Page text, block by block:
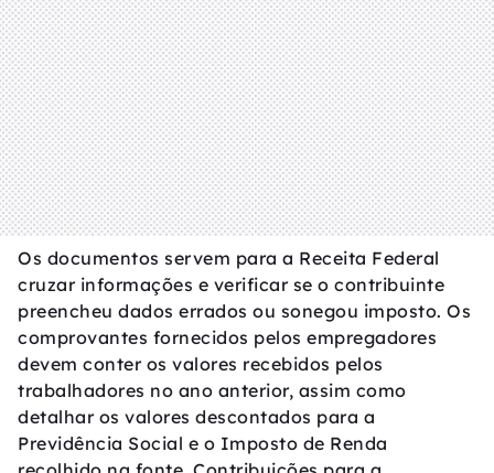
Os documentos servem para a Receita Federal
cruzar informações e verificar se o contribuinte
preencheu dados errados ou sonegou imposto. Os
comprovantes fornecidos pelos empregadores
devem conter os valores recebidos pelos
trabalhadores no ano anterior, assim como
detalhar os valores descontados para a
Previdência Social e o Imposto de Renda